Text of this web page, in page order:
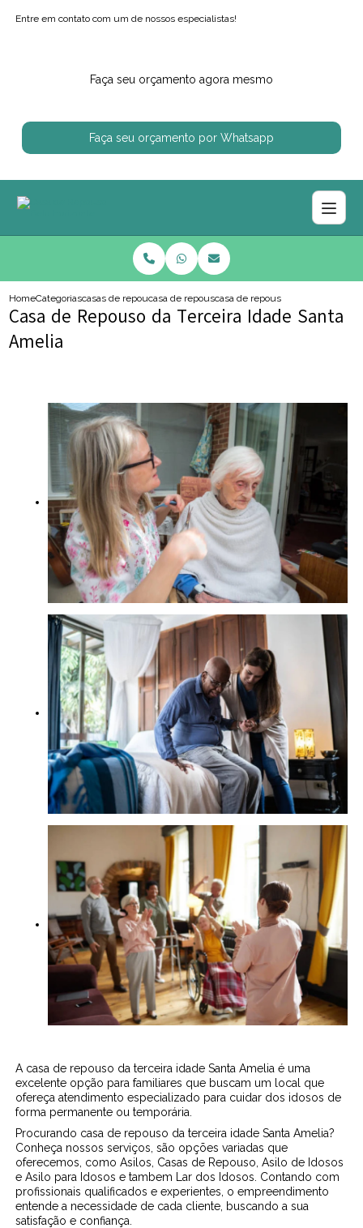
Entre em contato com um de nossos especialistas!
Faça seu orçamento agora mesmo
Faça seu orçamento por Whatsapp
HomeCategoriascasas de repousocasa de repousocasa de repouso da terceira
Casa de Repouso da Terceira Idade Santa
Amelia
A casa de repouso da terceira idade Santa Amelia é uma
excelente opção para familiares que buscam um local que
ofereça atendimento especializado para cuidar dos idosos de
forma permanente ou temporária.
Procurando casa de repouso da terceira idade Santa Amelia?
Conheça nossos serviços, são opções variadas que
oferecemos, como Asilos, Casas de Repouso, Asilo de Idosos
e Asilo para Idosos e tambem Lar dos Idosos. Contando com
profissionais qualificados e experientes, o empreendimento
entende a necessidade de cada cliente, buscando a sua
satisfação e confiança.